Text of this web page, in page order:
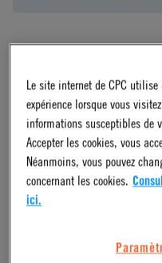
Material
Acetal
Material Finish
Le site internet de CPC
expérience lorsque vous
informations susceptibles de
Accepter les cookies, vous
Néanmoins, vous pouvez
concernant les cookies.
ici.